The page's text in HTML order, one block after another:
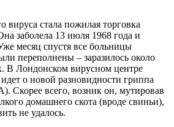
вируса стала пожилая торговка
заболела 13 июля 1968 года и
месяц спустя все больницы
переполнены – заразилось около
В Лондонском вирусном центре
о новой разновидности гриппа
Скорее всего, возник он, мутировав
домашнего скота (вроде свиньи),
не удалось.